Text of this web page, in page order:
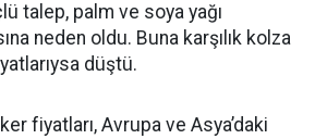
talep, palm ve soya yağı
neden oldu. Buna karşılık kolza
düştü.
fiyatları, Avrupa ve Asya’daki